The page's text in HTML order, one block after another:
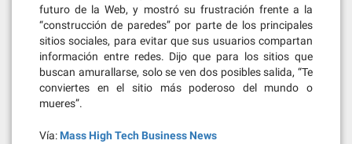
futuro de la Web, y mostró su frustración frente a la
“construcción de paredes” por parte de los principales
sitios sociales, para evitar que sus usuarios compartan
información entre redes. Dijo que para los sitios que
buscan amurallarse, solo se ven dos posibles salida, “Te
conviertes en el sitio más poderoso del mundo o
mueres”.
Vía: Mass High Tech Business News